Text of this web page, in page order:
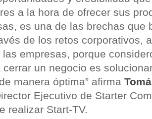
a la hora de ofrecer sus
es una de las brechas que
de los retos corporativos,
las empresas, porque
cerrar un negocio es
manera óptima” afirma
Ejecutivo de Starter
realizar Start-TV.